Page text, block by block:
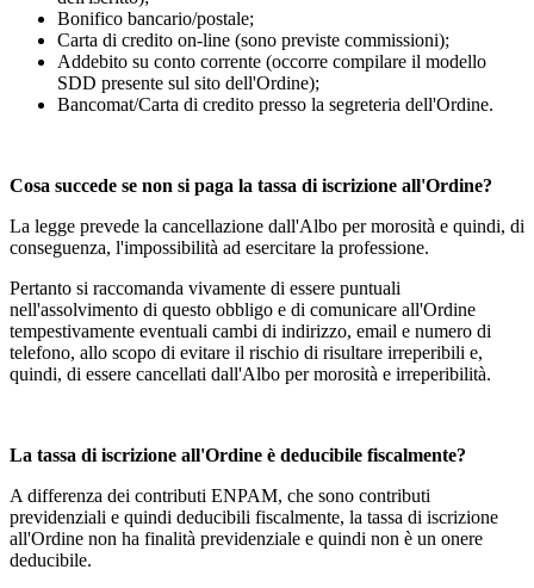
Bonifico bancario/postale;
Carta di credito on-line (sono previste commissioni);
Addebito su conto corrente (occorre compilare il modello
SDD presente sul sito dell'Ordine);
Bancomat/Carta di credito presso la segreteria dell'Ordine.
Cosa succede se non si paga la tassa di iscrizione all'Ordine?
La legge prevede la cancellazione dall'Albo per morosità e quindi, di
conseguenza, l'impossibilità ad esercitare la professione.
Pertanto si raccomanda vivamente di essere puntuali
nell'assolvimento di questo obbligo e di comunicare all'Ordine
tempestivamente eventuali cambi di indirizzo, email e numero di
telefono, allo scopo di evitare il rischio di risultare irreperibili e,
quindi, di essere cancellati dall'Albo per morosità e irreperibilità.
La tassa di iscrizione all'Ordine è deducibile fiscalmente?
A differenza dei contributi ENPAM, che sono contributi
previdenziali e quindi deducibili fiscalmente, la tassa di iscrizione
all'Ordine non ha finalità previdenziale e quindi non è un onere
deducibile.